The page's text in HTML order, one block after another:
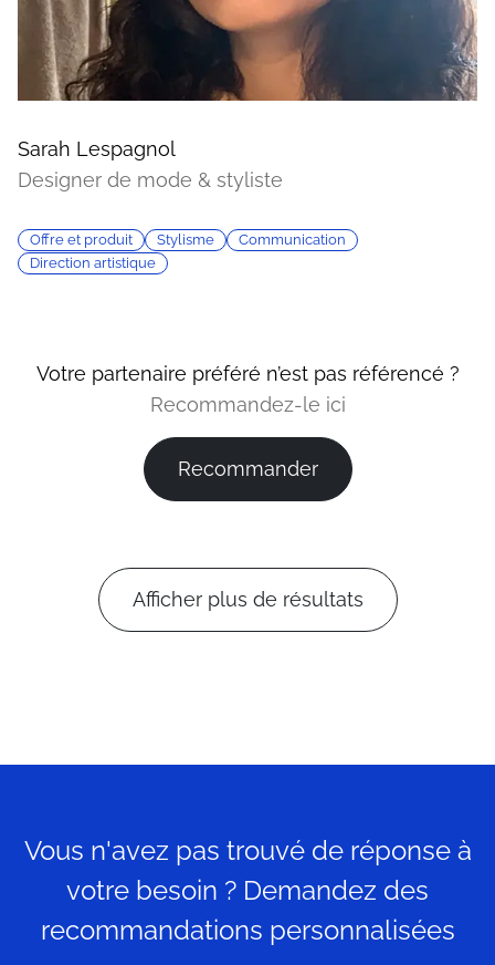
Sarah Lespagnol
Designer de mode & styliste
Offre et produit Stylisme
Communication
Direction artistique
Votre partenaire préféré n’est pas référencé ?
Recommandez-le ici
Recommander
Afficher plus de résultats
Vous n'avez pas trouvé de réponse à
votre besoin ? Demandez des
recommandations personnalisées